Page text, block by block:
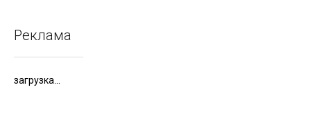
Реклама
загрузка...